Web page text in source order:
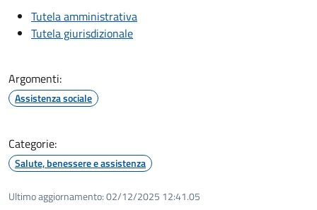
Tutela amministrativa
Tutela giurisdizionale
Argomenti:
Assistenza sociale
Categorie:
Salute, benessere e assistenza
Ultimo aggiornamento:02/12/2025 12:41.05